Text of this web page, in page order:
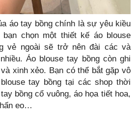
áo tay bồng chính là sự yêu kiều
chọn một thiết kế áo blouse
vẻ ngoài sẽ trở nên đài các và
Áo blouse tay bồng còn ghi
xinh xẻo. Bạn có thể bắt gặp vô
tay bồng tại các shop thời
bồng cổ vuông, áo họa tiết hoa,
eo…